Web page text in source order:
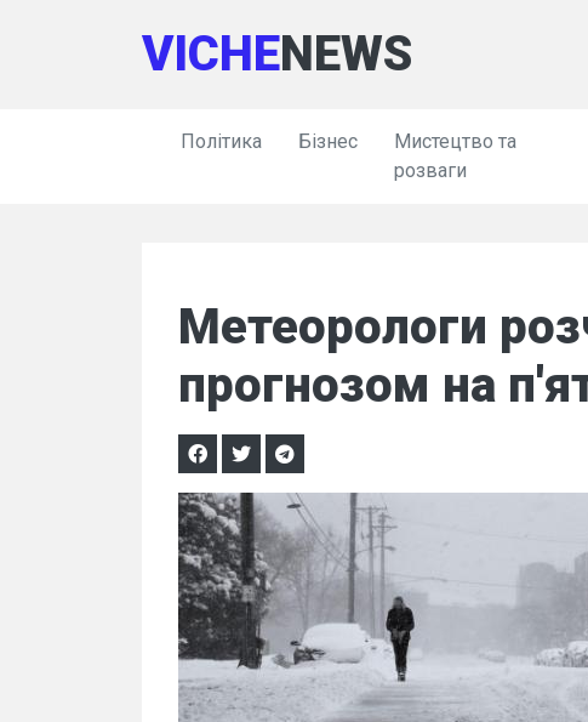
VICHENEWS
Політика Бізнес
Мистецтво та
розваги
Метеорологи
прогнозом на